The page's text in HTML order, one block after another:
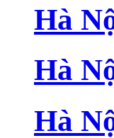
Hà
Hà
Hà